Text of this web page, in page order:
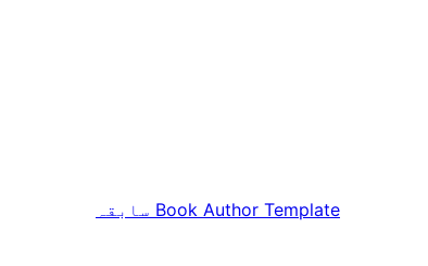
سابقہ Book Author Template